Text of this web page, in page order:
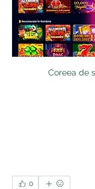
Coreea de
0